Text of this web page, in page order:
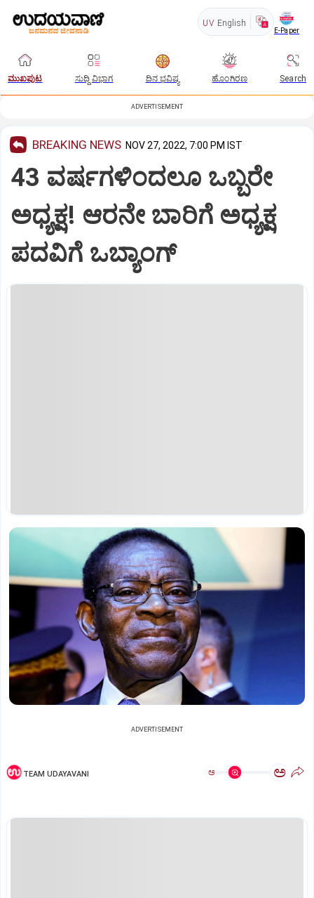
UV English
E-Paper
ಮುಖಪುಟ ಸುದ್ದಿ ವಿಭಾಗ ದಿನ ಭವಿಷ್ಯ ಹೊಂಗಿರಣ Search
ADVERTISEMENT
BREAKING NEWS NOV 27, 2022, 7:00 PM IST
43 ವರ್ಷಗಳಿಂದಲೂ ಒಬ್ಬರೇ
ಅಧ್ಯಕ್ಷ! ಆರನೇ ಬಾರಿಗೆ ಅಧ್ಯಕ್ಷ
ಪದವಿಗೆ ಒಬ್ಯಾಂಗ್‌
ADVERTISEMENT
TEAM UDAYAVANI ಅ ಅ